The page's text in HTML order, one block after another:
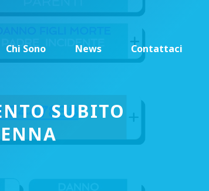
Chi Sono News Contattaci
SUBITO